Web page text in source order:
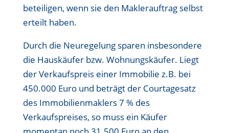
beteiligen, wenn sie den Maklerauftrag selbst
erteilt haben.
Durch die Neuregelung sparen insbesondere
die Hauskäufer bzw. Wohnungskäufer. Liegt
der Verkaufspreis einer Immobilie z.B. bei
450.000 Euro und beträgt der Courtagesatz
des Immobilienmaklers 7 % des
Verkaufspreises, so muss ein Käufer